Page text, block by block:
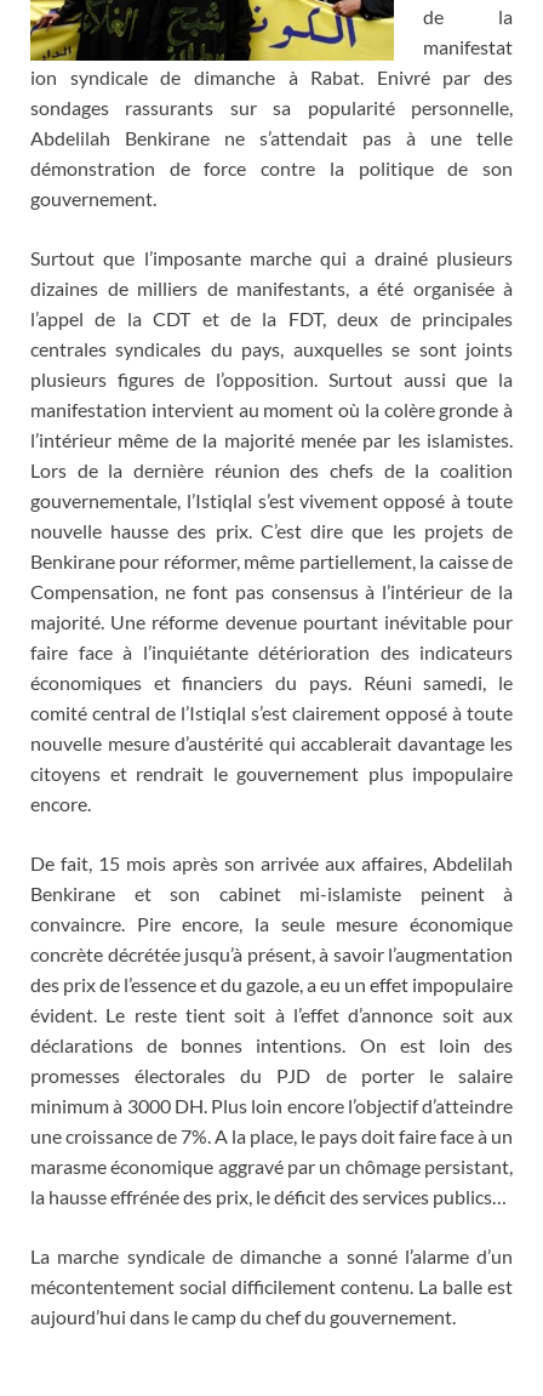
de la
manifestat
ion syndicale de dimanche à Rabat. Enivré par des
sondages rassurants sur sa popularité personnelle,
Abdelilah Benkirane ne s’attendait pas à une telle
démonstration de force contre la politique de son
gouvernement.
Surtout que l’imposante marche qui a drainé plusieurs
dizaines de milliers de manifestants, a été organisée à
l’appel de la CDT et de la FDT, deux de principales
centrales syndicales du pays, auxquelles se sont joints
plusieurs figures de l’opposition. Surtout aussi que la
manifestation intervient au moment où la colère gronde à
l’intérieur même de la majorité menée par les islamistes.
Lors de la dernière réunion des chefs de la coalition
gouvernementale, l’Istiqlal s’est vivement opposé à toute
nouvelle hausse des prix. C’est dire que les projets de
Benkirane pour réformer, même partiellement, la caisse de
Compensation, ne font pas consensus à l’intérieur de la
majorité. Une réforme devenue pourtant inévitable pour
faire face à l’inquiétante détérioration des indicateurs
économiques et financiers du pays. Réuni samedi, le
comité central de l’Istiqlal s’est clairement opposé à toute
nouvelle mesure d’austérité qui accablerait davantage les
citoyens et rendrait le gouvernement plus impopulaire
encore.
De fait, 15 mois après son arrivée aux affaires, Abdelilah
Benkirane et son cabinet mi-islamiste peinent à
convaincre. Pire encore, la seule mesure économique
concrète décrétée jusqu’à présent, à savoir l’augmentation
des prix de l’essence et du gazole, a eu un effet impopulaire
évident. Le reste tient soit à l’effet d’annonce soit aux
déclarations de bonnes intentions. On est loin des
promesses électorales du PJD de porter le salaire
minimum à 3000 DH. Plus loin encore l’objectif d’atteindre
une croissance de 7%. A la place, le pays doit faire face à un
marasme économique aggravé par un chômage persistant,
la hausse effrénée des prix, le déficit des services publics…
La marche syndicale de dimanche a sonné l’alarme d’un
mécontentement social difficilement contenu. La balle est
aujourd’hui dans le camp du chef du gouvernement.